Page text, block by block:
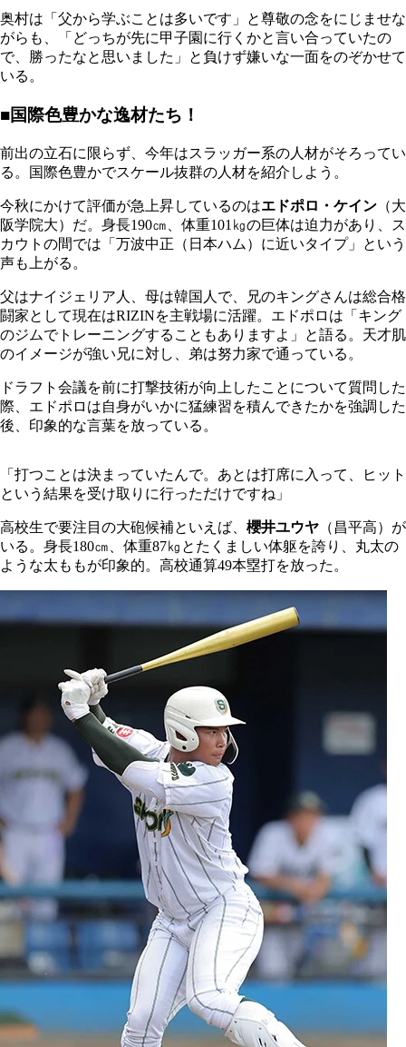
奥村は「父から学ぶことは多いです」と尊敬の念をにじませな
がらも、「どっちが先に甲子園に行くかと言い合っていたの
で、勝ったなと思いました」と負けず嫌いな一面をのぞかせて
いる。
■国際色豊かな逸材たち！
前出の立石に限らず、今年はスラッガー系の人材がそろってい
る。国際色豊かでスケール抜群の人材を紹介しよう。
今秋にかけて評価が急上昇しているのはエドポロ・ケイン （大
阪学院大）だ。身長190㎝、体重101㎏の巨体は迫力があり、ス
カウトの間では「万波中正（日本ハム）に近いタイプ」という
声も上がる。
父はナイジェリア人、母は韓国人で、兄のキングさんは総合格
闘家として現在はRIZINを主戦場に活躍。エドポロは「キング
のジムでトレーニングすることもありますよ」と語る。天才肌
のイメージが強い兄に対し、弟は努力家で通っている。
ドラフト会議を前に打撃技術が向上したことについて質問した
際、エドポロは自身がいかに猛練習を積んできたかを強調した
後、印象的な言葉を放っている。
「打つことは決まっていたんで。あとは打席に入って、ヒット
という結果を受け取りに行っただけですね」
高校生で要注目の大砲候補といえば、 櫻井ユウヤ （昌平高）が
いる。身長180㎝、体重87㎏とたくましい体躯を誇り、丸太の
ような太ももが印象的。高校通算49本塁打を放った。